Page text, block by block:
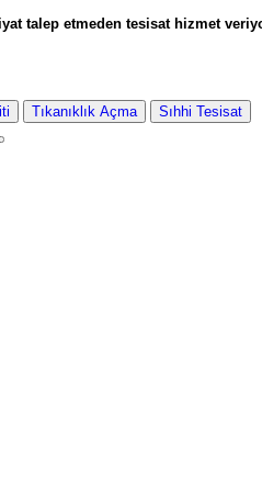
talep etmeden tesisat hizmet
Tıkanıklık Açma Sıhhi Tesisat